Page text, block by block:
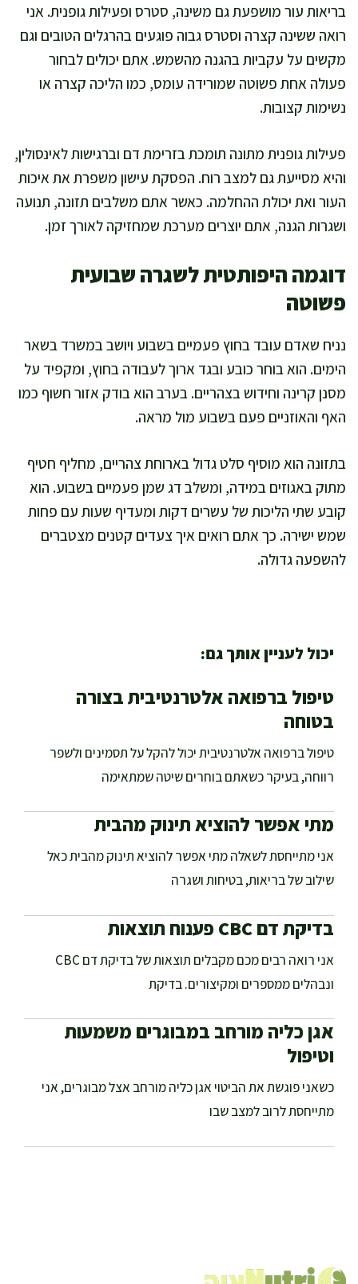
בריאות עור מושפעת גם משינה, סטרס ופעילות גופנית. אני
רואה ששינה קצרה וסטרס גבוה פוגעים בהרגלים הטובים וגם
מקשים על עקביות בהגנה מהשמש. אתם יכולים לבחור
פעולה אחת פשוטה שמורידה עומס, כמו הליכה קצרה או
נשימות קצובות.
פעילות גופנית מתונה תומכת בזרימת דם וברגישות לאינסולין,
והיא מסייעת גם למצב רוח. הפסקת עישון משפרת את איכות
העור ואת יכולת ההחלמה. כאשר אתם משלבים תזונה, תנועה
ושגרות הגנה, אתם יוצרים מערכת שמחזיקה לאורך זמן.
דוגמה היפותטית לשגרה שבועית
פשוטה
נניח שאדם עובד בחוץ פעמיים בשבוע ויושב במשרד בשאר
הימים. הוא בוחר כובע ובגד ארוך לעבודה בחוץ, ומקפיד על
מסנן קרינה וחידוש בצהריים. בערב הוא בודק אזור חשוף כמו
האף והאוזניים פעם בשבוע מול מראה.
בתזונה הוא מוסיף סלט גדול בארוחת צהריים, מחליף חטיף
מתוק באגוזים במידה, ומשלב דג שמן פעמיים בשבוע. הוא
קובע שתי הליכות של עשרים דקות ומעדיף שעות עם פחות
שמש ישירה. כך אתם רואים איך צעדים קטנים מצטברים
להשפעה גדולה.
יכול לעניין אותך גם:
טיפול ברפואה אלטרנטיבית בצורה
בטוחה
טיפול ברפואה אלטרנטיבית יכול להקל על תסמינים ולשפר
רווחה, בעיקר כשאתם בוחרים שיטה שמתאימה
מתי אפשר להוציא תינוק מהבית
אני מתייחסת לשאלה מתי אפשר להוציא תינוק מהבית כאל
שילוב של בריאות, בטיחות ושגרה
בדיקת דם CBC פענוח תוצאות
אני רואה רבים מכם מקבלים תוצאות של בדיקת דם CBC
ונבהלים ממספרים ומקיצורים. בדיקת
אגן כליה מורחב במבוגרים משמעות
וטיפול
כשאני פוגשת את הביטוי אגן כליה מורחב אצל מבוגרים, אני
מתייחסת לרוב למצב שבו